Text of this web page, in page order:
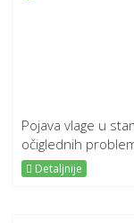
Pojava vlage u
očiglednih
Detaljnije